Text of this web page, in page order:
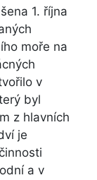
1. října
moře na
v
byl
z hlavních
je
a v